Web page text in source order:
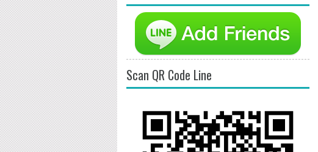
Scan QR Code Line